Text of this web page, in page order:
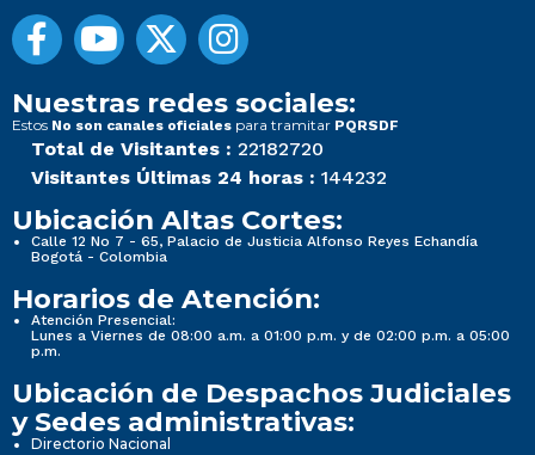
Nuestras redes sociales:
Estos No son canales oficiales para tramitar PQRSDF
Total de Visitantes : 22182720
Visitantes Últimas 24 horas : 144232
Ubicación Altas Cortes:
Calle 12 No 7 - 65, Palacio de Justicia Alfonso Reyes Echandía
Bogotá - Colombia
Horarios de Atención:
Atención Presencial:
Lunes a Viernes de 08:00 a.m. a 01:00 p.m. y de 02:00 p.m. a 05:00
p.m.
Ubicación de Despachos Judiciales
y Sedes administrativas:
Directorio Nacional